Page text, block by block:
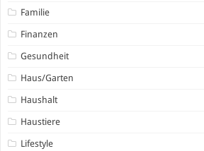
Familie
Finanzen
Gesundheit
Haus/Garten
Haushalt
Haustiere
Lifestyle